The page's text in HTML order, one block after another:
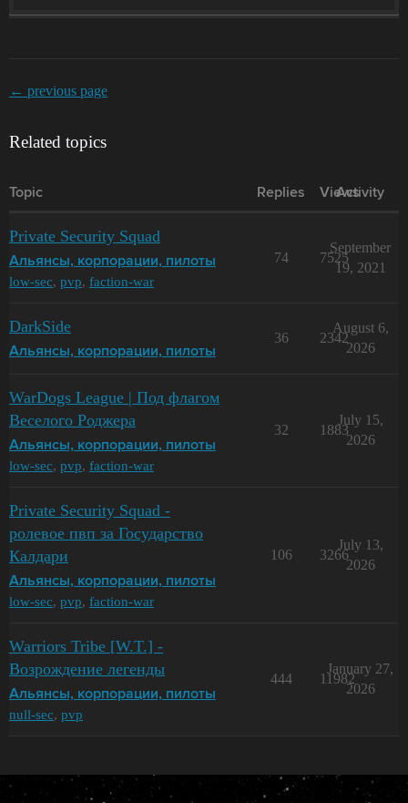
← previous page
Related topics
Topic Replies Views
Activity
Private Security Squad
Альянсы, корпорации, пилоты
low-sec, pvp, faction-war
74 7525
September
19, 2021
DarkSide
Альянсы, корпорации, пилоты
36 2342
August 6,
2026
WarDogs League | Под флагом
Веселого Роджера
Альянсы, корпорации, пилоты
low-sec, pvp, faction-war
32 1883
July 15,
2026
Private Security Squad -
ролевое пвп за Государство
Калдари
Альянсы, корпорации, пилоты
low-sec, pvp, faction-war
106 3266
July 13,
2026
Warriors Tribe [W.T.] -
Возрождение легенды
Альянсы, корпорации, пилоты
null-sec, pvp
444 11982
January 27,
2026